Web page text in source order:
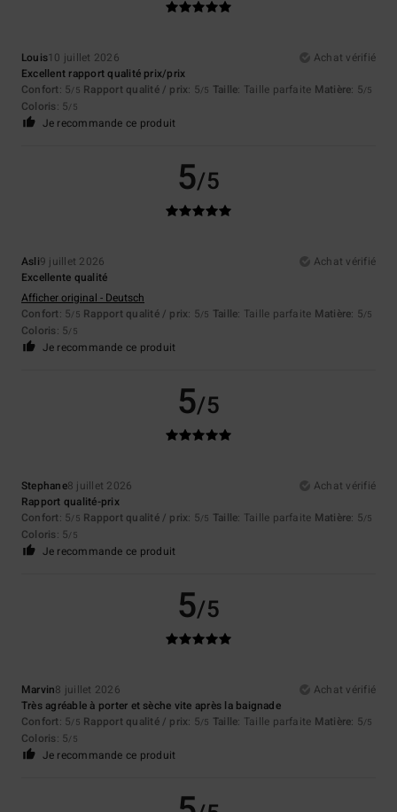
Louis10 juillet 2026
Achat vérifié
Excellent rapport qualité prix/prix
Confort: 5/5 Rapport qualité / prix: 5/5 Taille: Taille parfaite Matière: 5/5
Coloris: 5/5
Je recommande ce produit
5/5
Asli9 juillet 2026
Achat vérifié
Excellente qualité
Afficher original - Deutsch
Confort: 5/5 Rapport qualité / prix: 5/5 Taille: Taille parfaite Matière: 5/5
Coloris: 5/5
Je recommande ce produit
5/5
Stephane8 juillet 2026
Achat vérifié
Rapport qualité-prix
Confort: 5/5 Rapport qualité / prix: 5/5 Taille: Taille parfaite Matière: 5/5
Coloris: 5/5
Je recommande ce produit
5/5
Marvin8 juillet 2026
Achat vérifié
Très agréable à porter et sèche vite après la baignade
Confort: 5/5 Rapport qualité / prix: 5/5 Taille: Taille parfaite Matière: 5/5
Coloris: 5/5
Je recommande ce produit